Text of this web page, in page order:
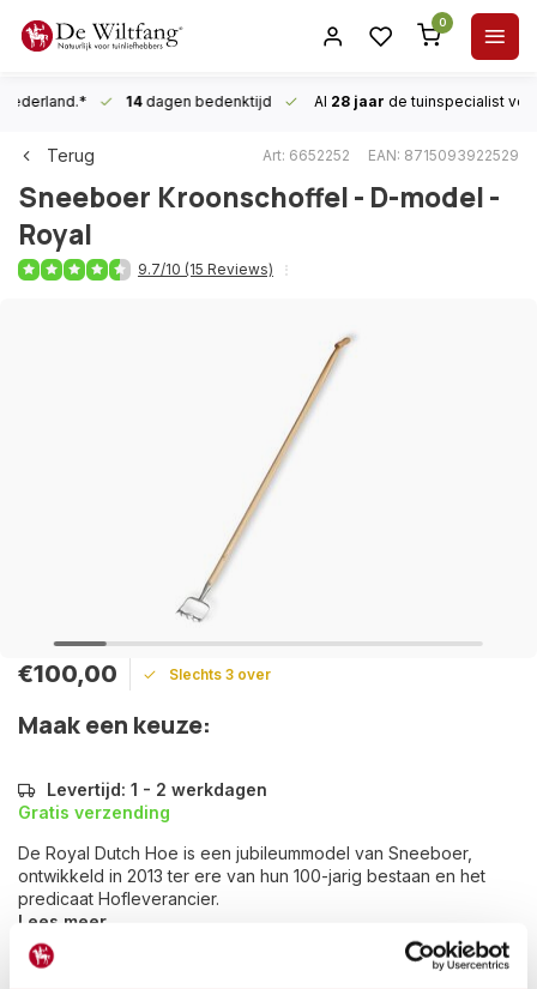
0
14dagen bedenktijd Al 28 jaar de tuinspecialist
Terug Art: 6652252 EAN: 8715093922529
Sneeboer Kroonschoffel - D-model -
Royal
9.7/10 (15 Reviews)
€100,00 Slechts 3 over
Maak een keuze:
Levertijd: 1 - 2 werkdagen
Gratis verzending
De Royal Dutch Hoe is een jubileummodel van Sneeboer,
ontwikkeld in 2013 ter ere van hun 100-jarig bestaan en het
predicaat Hofleverancier.
Lees meer